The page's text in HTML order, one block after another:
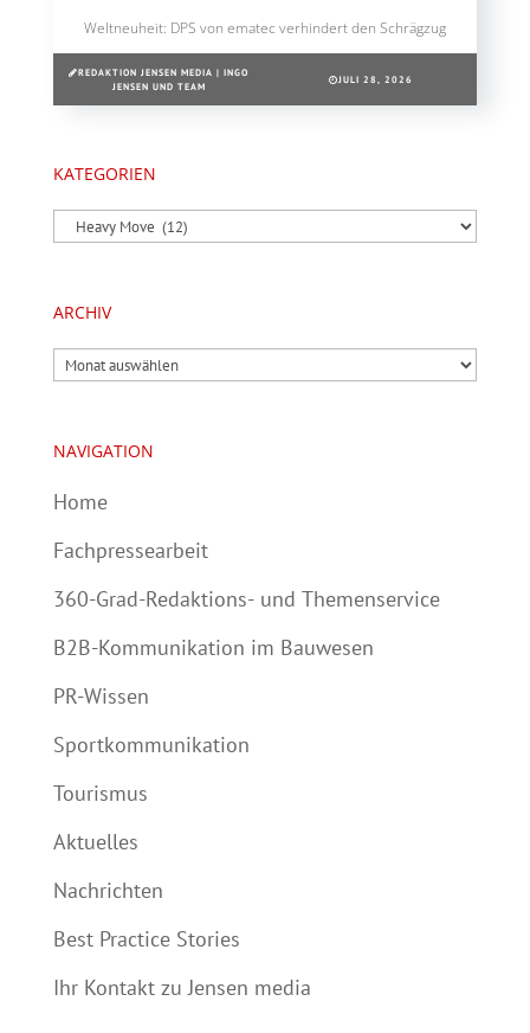
Weltneuheit: DPS von ematec verhindert den Schrägzug
REDAKTION JENSEN MEDIA | INGO
JENSEN UND TEAM
JULI 28, 2026
KATEGORIEN
Kategorien
ARCHIV
Archiv
NAVIGATION
Home
Fachpressearbeit
360-Grad-Redaktions- und Themenservice
B2B-Kommunikation im Bauwesen
PR-Wissen
Sportkommunikation
Tourismus
Aktuelles
Nachrichten
Best Practice Stories
Ihr Kontakt zu Jensen media